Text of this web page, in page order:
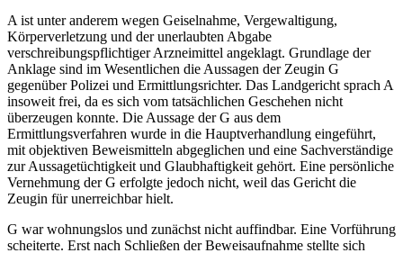
A ist unter anderem wegen Geiselnahme, Vergewaltigung,
Körperverletzung und der unerlaubten Abgabe
verschreibungspflichtiger Arzneimittel angeklagt. Grundlage der
Anklage sind im Wesentlichen die Aussagen der Zeugin G
gegenüber Polizei und Ermittlungsrichter. Das Landgericht sprach A
insoweit frei, da es sich vom tatsächlichen Geschehen nicht
überzeugen konnte. Die Aussage der G aus dem
Ermittlungsverfahren wurde in die Hauptverhandlung eingeführt,
mit objektiven Beweismitteln abgeglichen und eine Sachverständige
zur Aussagetüchtigkeit und Glaubhaftigkeit gehört. Eine persönliche
Vernehmung der G erfolgte jedoch nicht, weil das Gericht die
Zeugin für unerreichbar hielt.
G war wohnungslos und zunächst nicht auffindbar. Eine Vorführung
scheiterte. Erst nach Schließen der Beweisaufnahme stellte sich